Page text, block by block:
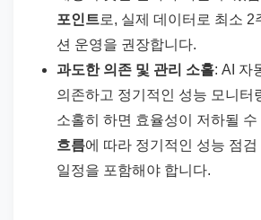
포인트로, 실제 데이터로 최소 2
션 운영을 권장합니다.
과도한 의존 및 관리 소홀: AI 자
의존하고 정기적인 성능 모니터
소홀히 하면 효율성이 저하될 수
흐름에 따라 정기적인 성능 점
일정을 포함해야 합니다.